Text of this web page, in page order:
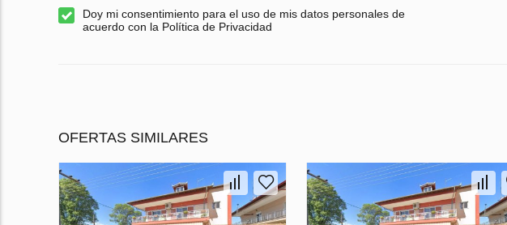
Doy mi consentimiento para el uso de mis datos personales de
acuerdo con la Política de Privacidad
OFERTAS SIMILARES